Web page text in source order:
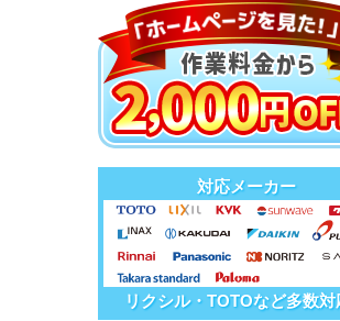
対応メーカー
リクシル・TOTOなど多数対